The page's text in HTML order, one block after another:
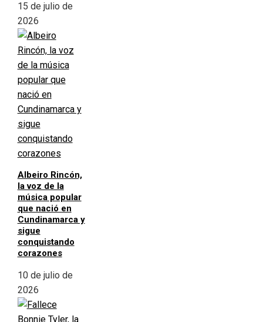
15 de julio de
2026
Albeiro Rincón,
la voz de la
música popular
que nació en
Cundinamarca y
sigue
conquistando
corazones
10 de julio de
2026